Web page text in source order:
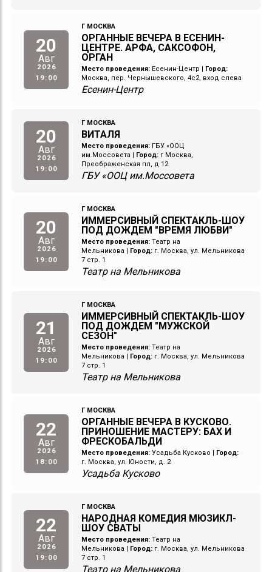
20
Авг
2026
19:00
Г МОСКВА
ОРГАННЫЕ ВЕЧЕРА В ЕСЕНИН-
ЦЕНТРЕ. АРФА, САКСОФОН,
ОРГАН
Место проведения: Есенин-Центр
Город:
Москва, пер. Чернышевского, 4с2, вход слева
Есенин-Центр
20
Авг
2026
19:00
Г МОСКВА
ВИТАЛЯ
Место проведения: ГБУ «ООЦ
им.Моссовета
Город: г Москва,
Преображенская пл, д 12
ГБУ «ООЦ им.Моссовета
20
Авг
2026
19:00
Г МОСКВА
ИММЕРСИВНЫЙ СПЕКТАКЛЬ-ШОУ
ПОД ДОЖДЕМ "ВРЕМЯ ЛЮБВИ"
Место проведения: Театр на
Мельникова
Город: г. Москва, ул. Мельникова
7 стр. 1
Театр на Мельникова
21
Авг
2026
19:00
Г МОСКВА
ИММЕРСИВНЫЙ СПЕКТАКЛЬ-ШОУ
ПОД ДОЖДЕМ "МУЖСКОЙ
СЕЗОН"
Место проведения: Театр на
Мельникова
Город: г. Москва, ул. Мельникова
7 стр. 1
Театр на Мельникова
22
Авг
2026
18:00
Г МОСКВА
ОРГАННЫЕ ВЕЧЕРА В КУСКОВО.
ПРИНОШЕНИЕ МАСТЕРУ: БАХ И
ФРЕСКОБАЛЬДИ
Место проведения: Усадьба Кусково
Город:
г. Москва, ул. Юности, д. 2
Усадьба Кусково
22
Авг
2026
19:00
Г МОСКВА
НАРОДНАЯ КОМЕДИЯ МЮЗИКЛ-
ШОУ СВАТЫ
Место проведения: Театр на
Мельникова
Город: г. Москва, ул. Мельникова
7 стр. 1
Театр на Мельникова